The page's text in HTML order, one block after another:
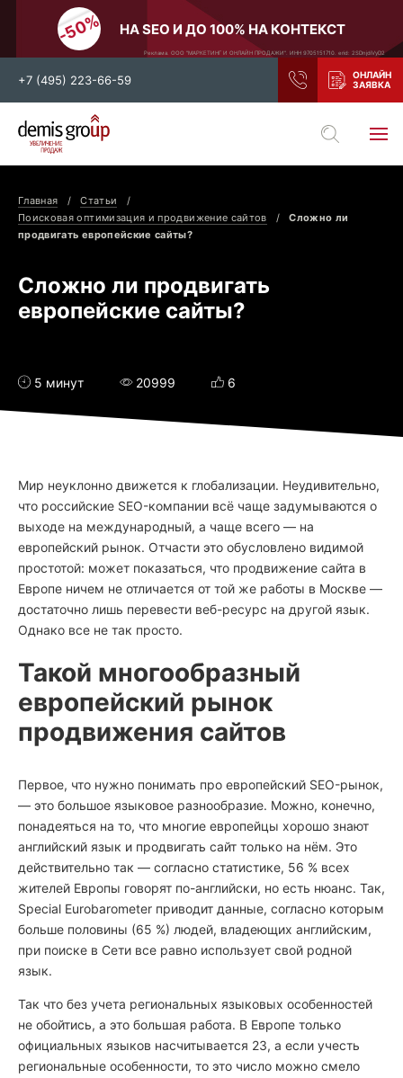
НА SEO И ДО 100% НА КОНТЕКСТ
Реклама. ООО "МАРКЕТИНГ И ОНЛАЙН ПРОДАЖИ". ИНН 9705151710. erid: 2SDnjdiVyD2
+7 (495) 223-66-59
Выберите свой город
Нижний Новгород
Тамбов
Воронеж
Ростов-на-Дону
Главная
Статьи
Поисковая оптимизация и продвижение сайтов
Сложно ли
продвигать европейские сайты?
Сложно ли продвигать
европейские сайты?
5 минут 20999 6
Мир неуклонно движется к глобализации. Неудивительно,
что российские SEO-компании всё чаще задумываются о
выходе на международный, а чаще всего — на
европейский рынок. Отчасти это обусловлено видимой
простотой: может показаться, что продвижение сайта в
Европе ничем не отличается от той же работы в Москве —
достаточно лишь перевести веб-ресурс на другой язык.
Однако все не так просто.
Такой многообразный
европейский рынок
продвижения сайтов
Первое, что нужно понимать про европейский SEO-рынок,
— это большое языковое разнообразие. Можно, конечно,
понадеяться на то, что многие европейцы хорошо знают
английский язык и продвигать сайт только на нём. Это
действительно так — согласно статистике, 56 % всех
жителей Европы говорят по-английски, но есть нюанс. Так,
Special Eurobarometer приводит данные, согласно которым
больше половины (65 %) людей, владеющих английским,
при поиске в Сети все равно использует свой родной
язык.
Так что без учета региональных языковых особенностей
не обойтись, а это большая работа. В Европе только
официальных языков насчитывается 23, а если учесть
региональные особенности, то это число можно смело